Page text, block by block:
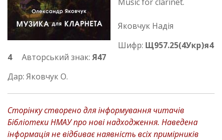
Яковчук Надія
Шифр: Щ957.25(4Укр)я4
4Авторський знак: Я47
Дар: Яковчук О.
Сторінку створено для інформування читачів
Бібліотеки НМАУ про нові надходження. Наведена
інформація не відбиває наявність всіх примірників